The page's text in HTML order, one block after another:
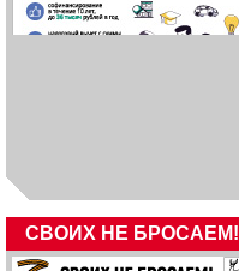
СВОИХ НЕ БРОСАЕМ!